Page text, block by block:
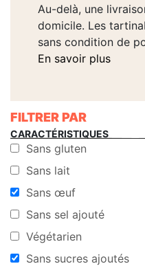
Au-delà, une
domicile. Les
sans condition de
En savoir plus
FILTRER PAR
CARACTÉRISTIQUES
Sans gluten
Sans lait
Sans œuf
Sans sel ajouté
Végétarien
Sans sucres ajoutés